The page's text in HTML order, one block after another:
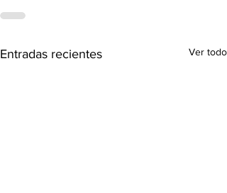
Entradas recientes Ver todo